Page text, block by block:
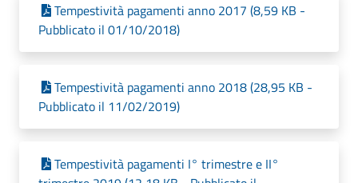
Tempestività pagamenti anno 2017 (8,59 KB -
Pubblicato il 01/10/2018)
Tempestività pagamenti anno 2018 (28,95 KB -
Pubblicato il 11/02/2019)
Tempestività pagamenti I° trimestre e II°